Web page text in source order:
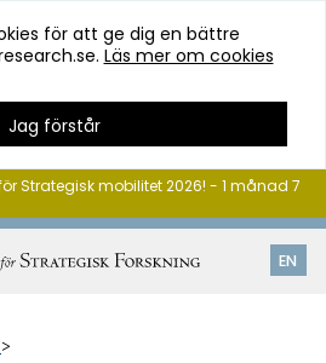
för att ge dig en bättre
Läs mer om cookies
Jag förstår
EN
Strategisk mobilitet 2026! - 1 månad 7